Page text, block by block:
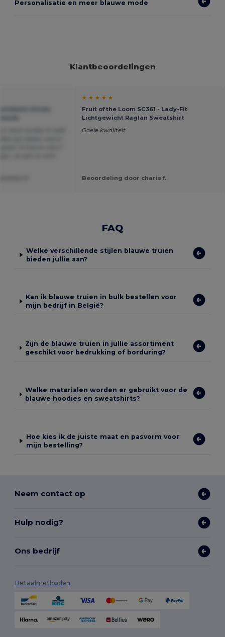
Personalisatie en meer blauwe mode
Klantbeoordelingen
★ ★ ★ ★ ★
Fruit of the Loom SC361 - Lady-Fit
Lichtgewicht Raglan Sweatshirt
Goeie kwaliteit
Beoordeling door charis f.
FAQ
Welke verschillende stijlen blauwe truien
bieden jullie aan?
Kan ik blauwe truien in bulk bestellen voor
mijn bedrijf in België?
Zijn de blauwe truien in jullie assortiment
geschikt voor bedrukking of borduring?
Welke materialen worden er gebruikt voor de
blauwe hoodies en sweatshirts?
Hoe kies ik de juiste maat en pasvorm voor
mijn bestelling?
Neem contact op
Hulp nodig?
Ons bedrijf
Betaalmethoden